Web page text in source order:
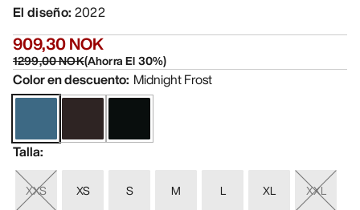
El diseño: 2022
909,30 NOK
1299,00 NOK(Ahorra El30%)
Color en descuento: Midnight Frost
Talla:
XXS XS S M L XL
XXL